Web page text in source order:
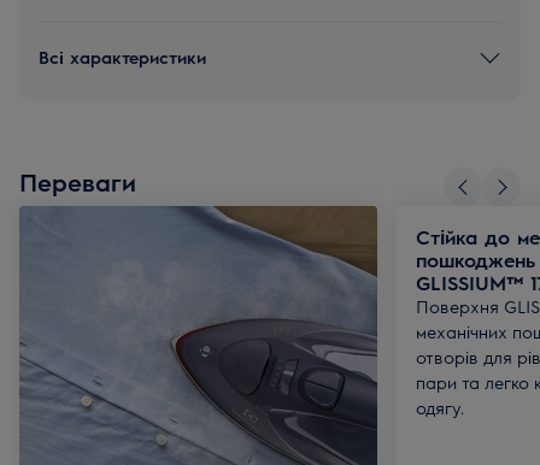
Всі характеристики
Переваги
Стійка до
пошкоджень
GLISSIUM™
Поверхня
механічних
отворів для
пари та легко
одягу.